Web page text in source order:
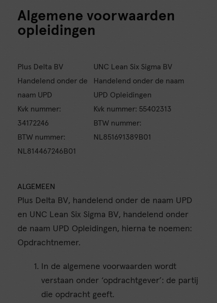
Algemene voorwaarden
opleidingen
Plus Delta BV
Handelend onder de
naam UPD
Kvk nummer:
34172246
BTW nummer:
NL814467246B01
UNC Lean Six Sigma BV
Handelend onder de naam
UPD Opleidingen
Kvk nummer: 55402313
BTW nummer:
NL851691389B01
ALGEMEEN
Plus Delta BV, handelend onder de naam UPD
en UNC Lean Six Sigma BV, handelend onder
de naam UPD Opleidingen, hierna te noemen:
Opdrachtnemer.
In de algemene voorwaarden wordt
verstaan onder ‘opdrachtgever’: de partij
die opdracht geeft.